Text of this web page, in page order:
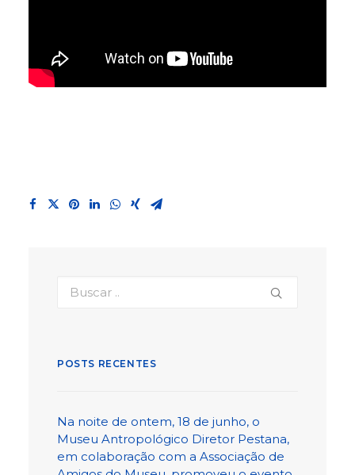
POSTS RECENTES
Na noite de ontem, 18 de junho, o
Museu Antropológico Diretor Pestana,
em colaboração com a Associação de